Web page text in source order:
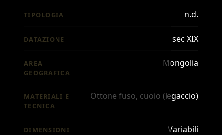
TIPOLOGIA n.d.
DATAZIONE sec XIX
AREA
GEOGRAFICA
Mongolia
MATERIALI E
TECNICA
Ottone fuso, cuoio (legaccio)
DIMENSIONI Variabili